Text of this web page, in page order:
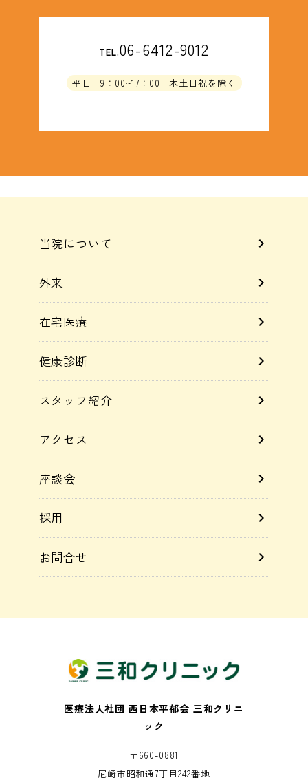
TEL.06-6412-9012
平日 9：00~17：00 木土日祝を除く
chevron_right
当院について
chevron_right
外来
chevron_right
在宅医療
chevron_right
健康診断
chevron_right
スタッフ紹介
chevron_right
アクセス
chevron_right
座談会
chevron_right
採用
chevron_right
お問合せ
医療法人社団 西日本平郁会 三和クリニ
ック
〒660-0881
尼崎市昭和通7丁目242番地